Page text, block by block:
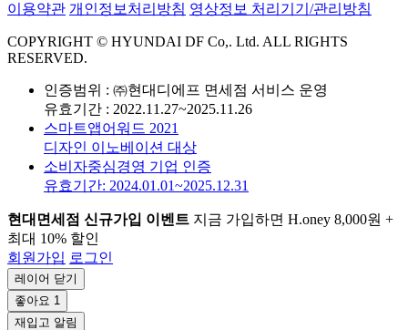
이용약관 개인정보처리방침 영상정보 처리기기/관리방침
COPYRIGHT © HYUNDAI DF Co,. Ltd. ALL RIGHTS
RESERVED.
인증범위 : ㈜현대디에프 면세점 서비스 운영
유효기간 : 2022.11.27~2025.11.26
스마트앱어워드 2021
디자인 이노베이션 대상
소비자중심경영 기업 인증
유효기간: 2024.01.01~2025.12.31
현대면세점 신규가입 이벤트 지금 가입하면 H.oney 8,000원 +
최대 10% 할인
회원가입 로그인
레이어 닫기
좋아요 1
재입고 알림